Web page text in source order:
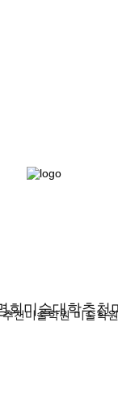
회미술대학추천
추천미술학원 미술학원